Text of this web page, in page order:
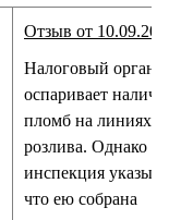
Отзыв от
Налоговый орган
оспаривает
пломб на линиях
розлива. Однако
инспекция
что ею собрана